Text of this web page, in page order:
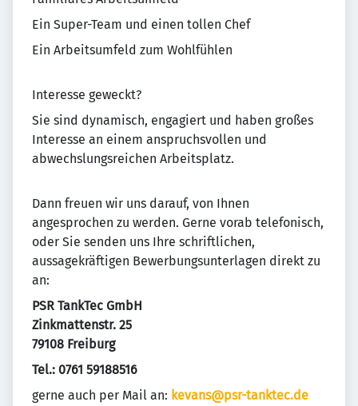
Ein Super-Team und einen tollen Chef
Ein Arbeitsumfeld zum Wohlfühlen
Interesse geweckt?
Sie sind dynamisch, engagiert und haben großes
Interesse an einem anspruchsvollen und
abwechslungsreichen Arbeitsplatz.
Dann freuen wir uns darauf, von Ihnen
angesprochen zu werden. Gerne vorab telefonisch,
oder Sie senden uns Ihre schriftlichen,
aussagekräftigen Bewerbungsunterlagen direkt zu
an:
PSR TankTec GmbH
Zinkmattenstr. 25
79108 Freiburg
Tel.: 0761 59188516
gerne auch per Mail an: kevans@psr-tanktec.de